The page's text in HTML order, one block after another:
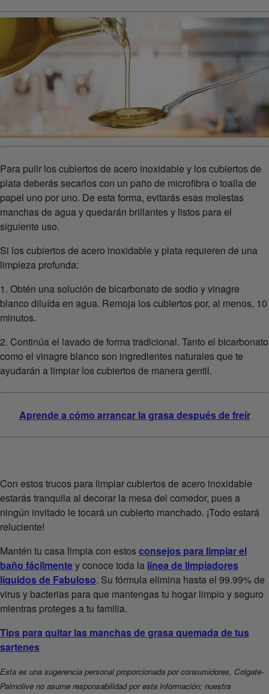
Para pulir los cubiertos de acero inoxidable y los cubiertos de
plata deberás secarlos con un paño de microfibra o toalla de
papel uno por uno. De esta forma, evitarás esas molestas
manchas de agua y quedarán brillantes y listos para el
siguiente uso.
Si los cubiertos de acero inoxidable y plata requieren de una
limpieza profunda:
1. Obtén una solución de bicarbonato de sodio y vinagre
blanco diluída en agua. Remoja los cubiertos por, al menos, 10
minutos.
2. Continúa el lavado de forma tradicional. Tanto el bicarbonato
como el vinagre blanco son ingredientes naturales que te
ayudarán a limpiar los cubiertos de manera gentil.
Aprende a cómo arrancar la grasa después de freír
Con estos trucos para limpiar cubiertos de acero inoxidable
estarás tranquila al decorar la mesa del comedor, pues a
ningún invitado le tocará un cubierto manchado. ¡Todo estará
reluciente!
Mantén tu casa limpia con estosconsejos para limpiar el
baño fácilmentey conoce toda la línea de limpiadores
líquidos de Fabuloso. Su fórmula elimina hasta el 99.99% de
virus y bacterias para que mantengas tu hogar limpio y seguro
mientras proteges a tu familia.
Tips para quitar las manchas de grasa quemada de tus
sartenes
Esta es una sugerencia personal proporcionada por consumidores, Colgate-
Palmolive no asume responsabilidad por esta información; nuestra